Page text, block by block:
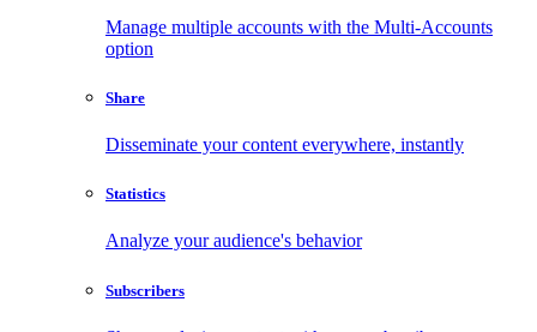
Manage multiple accounts with the Multi-Accounts
option
Share
Disseminate your content everywhere, instantly
Statistics
Analyze your audience's behavior
Subscribers